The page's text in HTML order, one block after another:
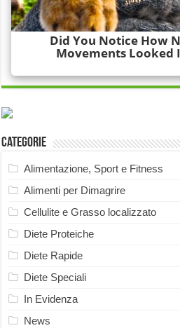
Categorie
Alimentazione, Sport e Fitness
Alimenti per Dimagrire
Cellulite e Grasso localizzato
Diete Proteiche
Diete Rapide
Diete Speciali
In Evidenza
News